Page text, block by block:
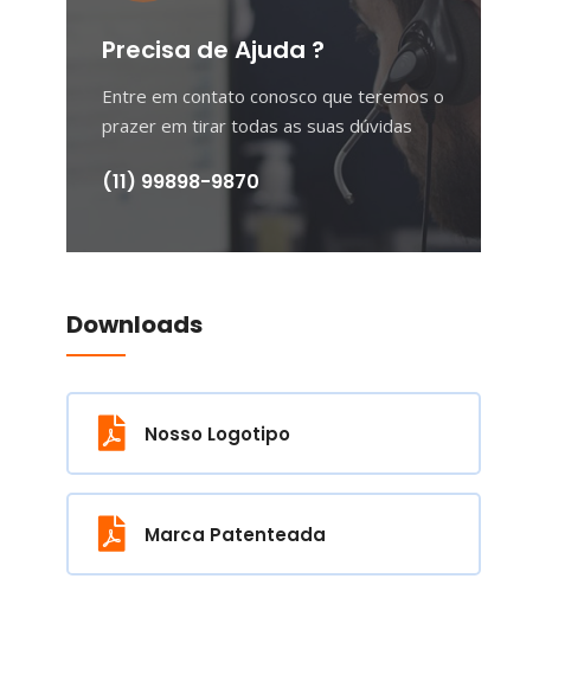
Precisa de Ajuda ?
Entre em contato conosco que teremos o
prazer em tirar todas as suas dúvidas
(11) 99898-9870
Downloads
Nosso Logotipo
Marca Patenteada